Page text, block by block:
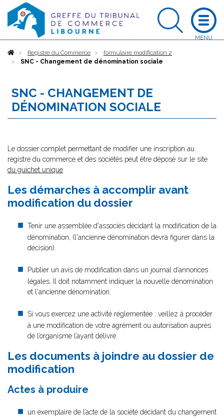
AccueilRegistre du Commerce
formulaire modification 2
SNC - Changement de dénomination sociale
SNC - CHANGEMENT DE
DÉNOMINATION SOCIALE
Le dossier complet permettant de modifier une inscription au
registre du commerce et des sociétés peut être déposé sur le site
du guichet unique
Les démarches à accomplir avant
modification du dossier
Tenir une assemblée d'associés décidant la modification de la
dénomination, (l'ancienne dénomination devra figurer dans la
décision).
Publier un avis de modification dans un journal d’annonces
légales. Il doit notamment indiquer la nouvelle dénomination
et l'ancienne dénomination.
Si vous exercez une activité réglementée : veillez à procéder
à une modification de votre agrément ou autorisation auprès
de l’organisme l’ayant délivré.
Les documents à joindre au dossier de
modification
Actes à produire
un exemplaire de l’acte de la société décidant du changement